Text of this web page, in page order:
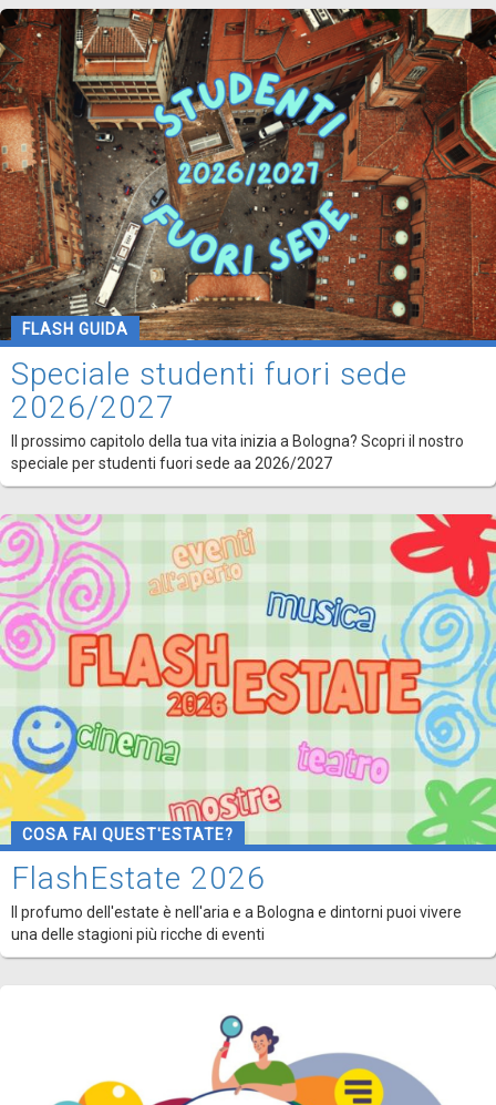
FLASH GUIDA
Speciale studenti fuori sede
2026/2027
Il prossimo capitolo della tua vita inizia a Bologna? Scopri il nostro
speciale per studenti fuori sede aa 2026/2027
COSA FAI QUEST'ESTATE?
FlashEstate 2026
Il profumo dell'estate è nell'aria e a Bologna e dintorni puoi vivere
una delle stagioni più ricche di eventi